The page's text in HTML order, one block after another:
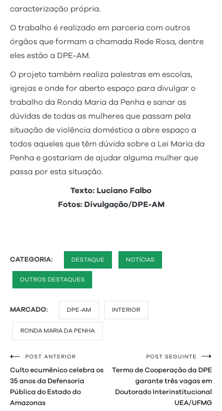
caracterização própria.
O trabalho é realizado em parceria com outros
órgãos que formam a chamada Rede Rosa, dentre
eles estão a DPE-AM.
O projeto também realiza palestras em escolas,
igrejas e onde for aberto espaço para divulgar o
trabalho da Ronda Maria da Penha e sanar as
dúvidas de todas as mulheres que passam pela
situação de violência doméstica a abre espaço a
todos aqueles que têm dúvida sobre a Lei Maria da
Penha e gostariam de ajudar alguma mulher que
passa por esta situação.
Texto: Luciano Falbo
Fotos: Divulgação/DPE-AM
CATEGORIA: DESTAQUE NOTÍCIAS
OUTROS DESTAQUES
MARCADO: DPE-AM INTERIOR
RONDA MARIA DA PENHA
Navegação
de
Post
POST ANTERIOR
Culto ecumênico celebra os
35 anos da Defensoria
Pública do Estado do
Amazonas
POST SEGUINTE
Termo de Cooperação da DPE
garante três vagas em
Doutorado Interinstitucional
UEA/UFMG